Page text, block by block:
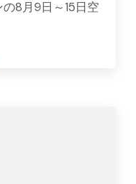
8月9日～15日空